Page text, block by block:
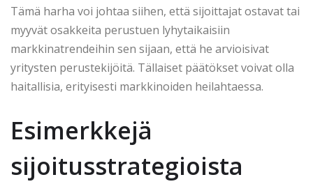
Tämä harha voi johtaa siihen, että sijoittajat ostavat tai
myyvät osakkeita perustuen lyhytaikaisiin
markkinatrendeihin sen sijaan, että he arvioisivat
yritysten perustekijöitä. Tällaiset päätökset voivat olla
haitallisia, erityisesti markkinoiden heilahtaessa.
Esimerkkejä
sijoitusstrategioista